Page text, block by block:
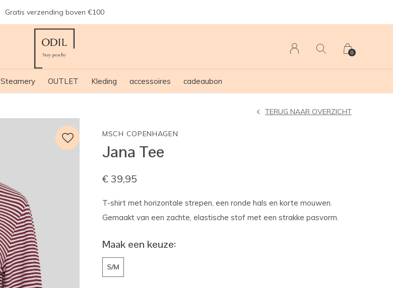
Steamery OUTLET Kleding accessoires cadeaubon
0
Gratis verzending boven €100
MSCH COPENHAGEN
Jana Tee
TERUG NAAR OVERZICHT
€ 39,95
T-shirt met horizontale strepen, een ronde hals en korte mouwen.
Gemaakt van een zachte, elastische stof met een strakke pasvorm.
Maak een keuze:
S/M